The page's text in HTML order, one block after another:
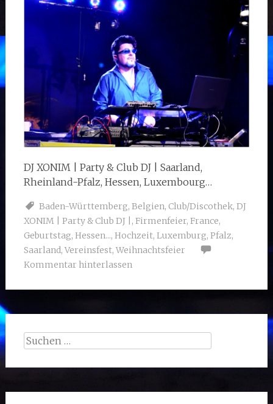
DJ XONIM | Party & Club DJ | Saarland,
Rheinland-Pfalz, Hessen, Luxembourg…
Baden-Württemberg, Belgien, Club/Discothek, DJ
XONIM | Party & Club DJ | , Firmenfeier, France,
Geburtstag, Hessen..., Hochzeit, Luxemburg, Pfalz,
Saarland, Vereinsfest, Weihnachtsfeier
Kommentar hinterlassen
Suchen